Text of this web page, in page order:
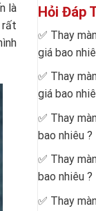
là
rất
Hỏi Đáp
✅ Thay
giá bao
✅ Thay
giá bao
✅ Thay
bao nhiêu ?
✅ Thay
bao nhiêu ?
✅ Thay